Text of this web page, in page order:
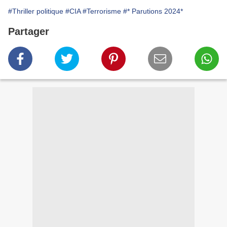
#Thriller politique #CIA #Terrorisme #* Parutions 2024*
Partager